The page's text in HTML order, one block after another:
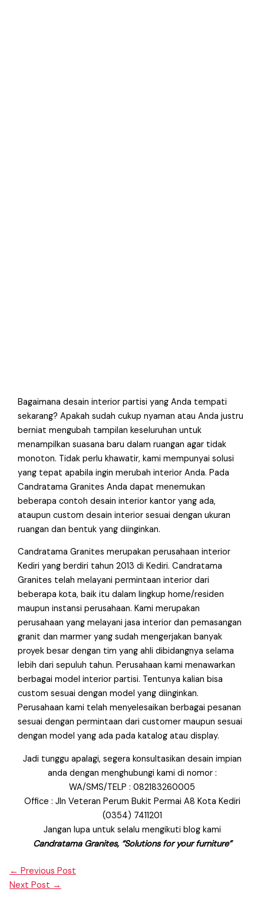
Bagaimana desain interior partisi yang Anda tempati
sekarang? Apakah sudah cukup nyaman atau Anda justru
berniat mengubah tampilan keseluruhan untuk
menampilkan suasana baru dalam ruangan agar tidak
monoton. Tidak perlu khawatir, kami mempunyai solusi
yang tepat apabila ingin merubah interior Anda. Pada
Candratama Granites Anda dapat menemukan
beberapa contoh desain interior kantor yang ada,
ataupun custom desain interior sesuai dengan ukuran
ruangan dan bentuk yang diinginkan.
Candratama Granites merupakan perusahaan interior
Kediri yang berdiri tahun 2013 di Kediri. Candratama
Granites telah melayani permintaan interior dari
beberapa kota, baik itu dalam lingkup home/residen
maupun instansi perusahaan. Kami merupakan
perusahaan yang melayani jasa interior dan pemasangan
granit dan marmer yang sudah mengerjakan banyak
proyek besar dengan tim yang ahli dibidangnya selama
lebih dari sepuluh tahun. Perusahaan kami menawarkan
berbagai model interior partisi. Tentunya kalian bisa
custom sesuai dengan model yang diinginkan.
Perusahaan kami telah menyelesaikan berbagai pesanan
sesuai dengan permintaan dari customer maupun sesuai
dengan model yang ada pada katalog atau display.
Jadi tunggu apalagi, segera konsultasikan desain impian
anda dengan menghubungi kami di nomor :
WA/SMS/TELP : 082183260005
Office : Jln Veteran Perum Bukit Permai A8 Kota Kediri
(0354) 7411201
Jangan lupa untuk selalu mengikuti blog kami
Candratama Granites, “Solutions for your furniture”
← Previous Post
Next Post →